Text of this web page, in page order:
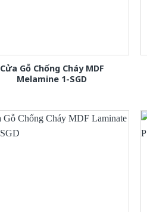
Cửa Gỗ Chống Cháy MDF
Melamine 1-SGD